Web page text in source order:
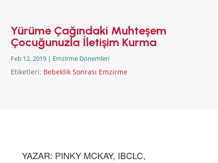
AŞMAK
EMZİRME
DÖNEMLERİ
ÖZEL
SANATI
Yürüme Çağındaki Muhteşem
Çocuğunuzla İletişim Kurma
Feb 12, 2019 | Emzirme Dönemleri
Etiketleri: Bebeklik Sonrası Emzirme
YAZAR: PINKY MCKAY, IBCLC,